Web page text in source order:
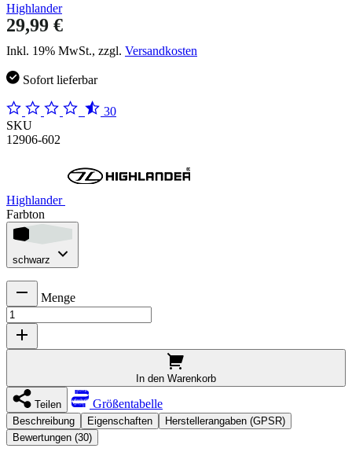
Highlander
29,99 €
Inkl. 19% MwSt., zzgl. Versandkosten
Sofort lieferbar
30
SKU
12906-602
Highlander
Farbton
schwarz
Menge
In den Warenkorb
Teilen Größentabelle
Beschreibung Eigenschaften
Herstellerangaben (GPSR)
Bewertungen (30)